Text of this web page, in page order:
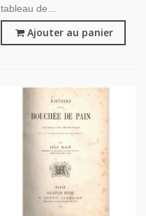
tableau de...
Ajouter au panier